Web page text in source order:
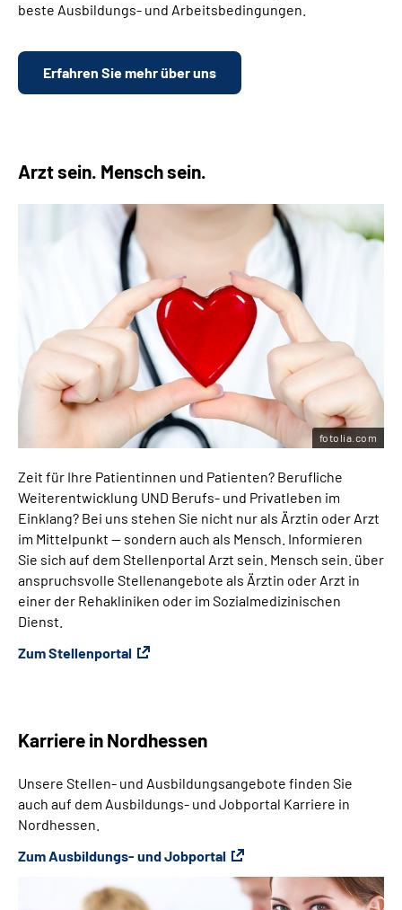
beste Ausbildungs- und Arbeitsbedingungen.
Erfahren Sie mehr über uns
Arzt sein. Mensch sein.
Zeit für Ihre Patientinnen und Patienten? Berufliche
Weiterentwicklung UND Berufs- und Privatleben im
Einklang? Bei uns stehen Sie nicht nur als Ärztin oder Arzt
im Mittelpunkt — sondern auch als Mensch. Informieren
Sie sich auf dem Stellenportal Arzt sein. Mensch sein. über
anspruchsvolle Stellenangebote als Ärztin oder Arzt in
einer der Rehakliniken oder im Sozialmedizinischen
Dienst.
Zum Stellenportal
fotolia.com
Karriere in Nordhessen
Unsere Stellen- und Ausbildungsangebote finden Sie
auch auf dem Ausbildungs- und Jobportal Karriere in
Nordhessen.
Zum Ausbildungs- und Jobportal